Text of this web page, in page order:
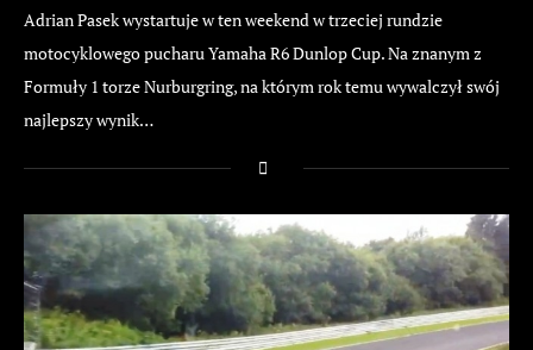
Adrian Pasek wystartuje w ten weekend w trzeciej rundzie
motocyklowego pucharu Yamaha R6 Dunlop Cup. Na znanym z
Formuły 1 torze Nurburgring, na którym rok temu wywalczył swój
najlepszy wynik…